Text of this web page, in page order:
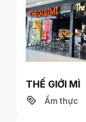
THẾ GIỚI MÌ
Ẩm thực